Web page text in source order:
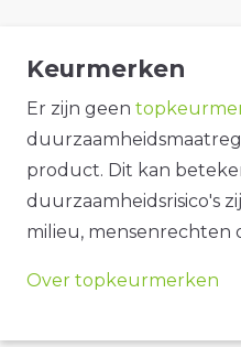
Keurmerken
Er zijn geen
product. Dit kan
duurzaamheidsrisico's
milieu, mensenrechten
Over topkeurmerken